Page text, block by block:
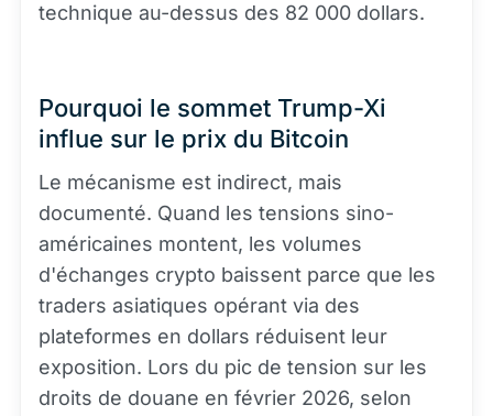
technique au-dessus des 82 000 dollars.
Pourquoi le sommet Trump-Xi
influe sur le prix du Bitcoin
Le mécanisme est indirect, mais
documenté. Quand les tensions sino-
américaines montent, les volumes
d'échanges crypto baissent parce que les
traders asiatiques opérant via des
plateformes en dollars réduisent leur
exposition. Lors du pic de tension sur les
droits de douane en février 2026, selon